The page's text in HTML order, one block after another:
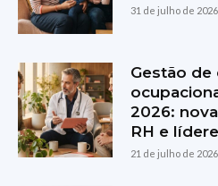
31 de julho de 2026
Gestão de
2026:
RH e
21 de julho de 2026